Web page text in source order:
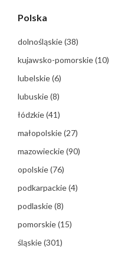
Polska
dolnośląskie(38)
kujawsko-pomorskie(10)
lubelskie(6)
lubuskie(8)
łódzkie(41)
małopolskie(27)
mazowieckie(90)
opolskie(76)
podkarpackie(4)
podlaskie(8)
pomorskie(15)
śląskie(301)